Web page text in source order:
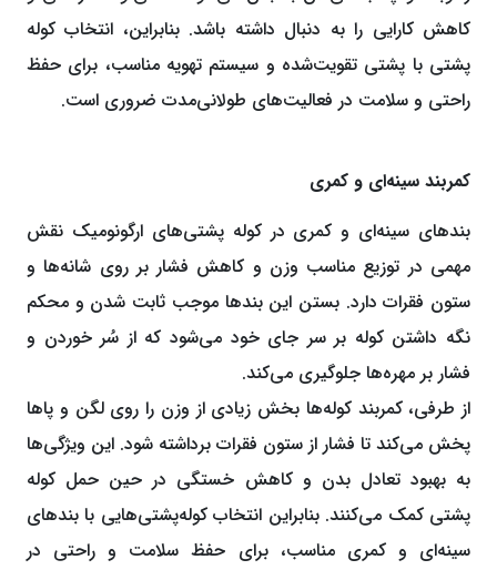
کاهش کارایی را به‌‌ دنبال داشته باشد. بنابراین، انتخاب کوله
‌پشتی با پشتی تقویت‌‌شده و سیستم تهویه مناسب، برای حفظ
راحتی و سلامت در فعالیت‌های طولانی‌مدت ضروری است.
کمربند سینه‌ای و کمری
بندهای سینه‌ای و کمری در کوله ‌پشتی‌های ارگونومیک نقش
مهمی در توزیع مناسب وزن و کاهش فشار بر روی شانه‌ها و
ستون فقرات دارد. بستن این بندها موجب ثابت شدن و محکم
نگه داشتن کوله بر سر جای خود می‌شود که از سُر خوردن و
فشار بر مهره‌ها جلوگیری می‌کند.
از طرفی، کمربند کوله‌ها بخش زیادی از وزن را روی لگن و پاها
پخش می‌کند تا فشار از ستون فقرات برداشته شود. این ویژگی‌ها
به بهبود تعادل بدن و کاهش خستگی در حین حمل کوله‌
پشتی کمک می‌کنند. بنابراین انتخاب کوله‌پشتی‌هایی با بندهای
سینه‌ای و کمری مناسب، برای حفظ سلامت و راحتی در